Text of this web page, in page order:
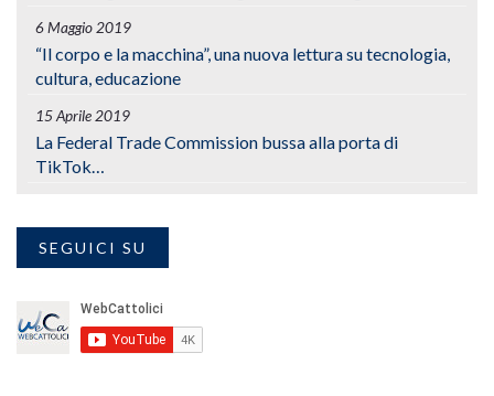
6 Maggio 2019
“Il corpo e la macchina”, una nuova lettura su tecnologia,
cultura, educazione
15 Aprile 2019
La Federal Trade Commission bussa alla porta di
TikTok…
SEGUICI SU